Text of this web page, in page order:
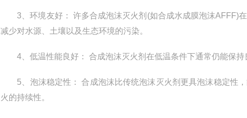
3、环境友好： 许多合成泡沫灭火剂(如合成水成膜泡沫AFFF)
减少对水源、土壤以及生态环境的污染。
4、低温性能良好： 合成泡沫灭火剂在低温条件下通常仍能保持
5、泡沫稳定性： 合成泡沫比传统泡沫灭火剂更具泡沫稳定性
火的持续性。